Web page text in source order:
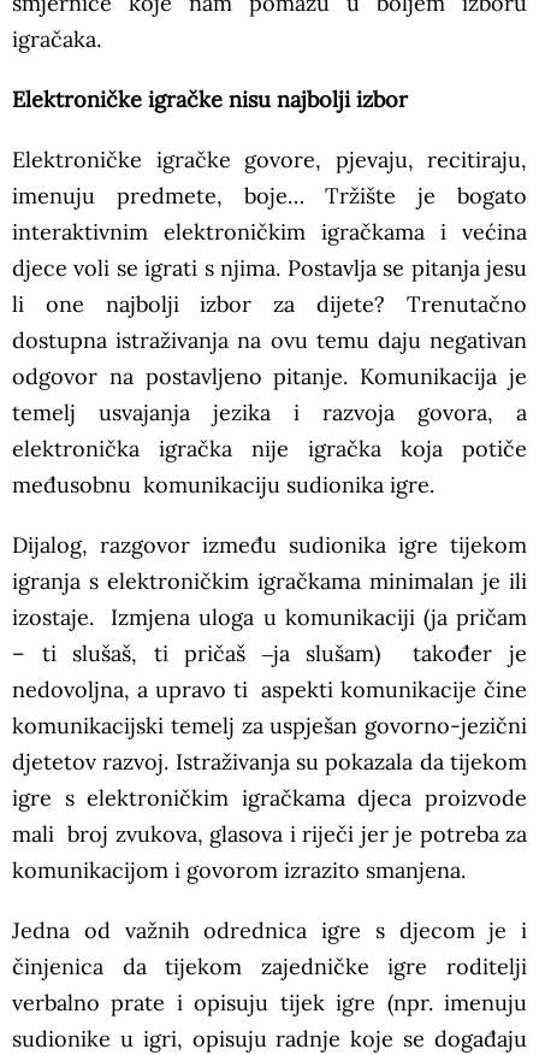
igračaka.
Elektroničke igračke nisu najbolji izbor
Elektroničke igračke govore, pjevaju, recitiraju,
imenuju predmete, boje… Tržište je bogato
interaktivnim elektroničkim igračkama i većina
djece voli se igrati s njima. Postavlja se pitanja jesu
li one najbolji izbor za dijete? Trenutačno
dostupna istraživanja na ovu temu daju negativan
odgovor na postavljeno pitanje. Komunikacija je
temelj usvajanja jezika i razvoja govora, a
elektronička igračka nije igračka koja potiče
međusobnu komunikaciju sudionika igre.
Dijalog, razgovor između sudionika igre tijekom
igranja s elektroničkim igračkama minimalan je ili
izostaje. Izmjena uloga u komunikaciji (ja pričam
– ti slušaš, ti pričaš ‒ja slušam) također je
nedovoljna, a upravo ti aspekti komunikacije čine
komunikacijski temelj za uspješan govorno-jezični
djetetov razvoj. Istraživanja su pokazala da tijekom
igre s elektroničkim igračkama djeca proizvode
mali broj zvukova, glasova i riječi jer je potreba za
komunikacijom i govorom izrazito smanjena.
Jedna od važnih odrednica igre s djecom je i
činjenica da tijekom zajedničke igre roditelji
verbalno prate i opisuju tijek igre (npr. imenuju
sudionike u igri, opisuju radnje koje se događaju